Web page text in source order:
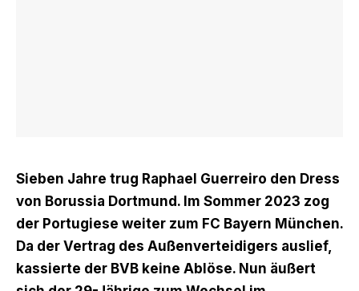
Sieben Jahre trug Raphael Guerreiro den Dress
von Borussia Dortmund. Im Sommer 2023 zog
der Portugiese weiter zum FC Bayern München.
Da der Vertrag des Außenverteidigers auslief,
kassierte der BVB keine Ablöse. Nun äußert